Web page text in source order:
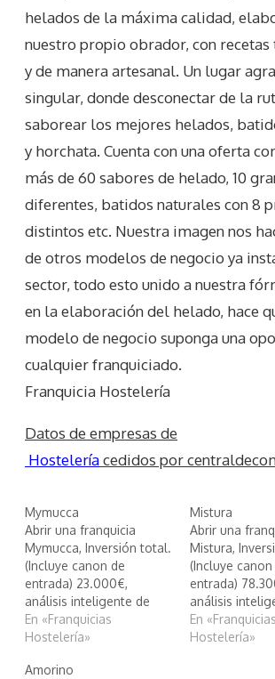
helados de la máxima calidad,
nuestro propio obrador, con
y de manera artesanal. Un lugar
singular, donde desconectar de la
saborear los mejores helados,
y horchata. Cuenta con una oferta
más de 60 sabores de helado, 10
diferentes, batidos naturales con 8
distintos etc. Nuestra imagen nos
de otros modelos de negocio ya
sector, todo esto unido a nuestra
en la elaboración del helado, hace
modelo de negocio suponga una
cualquier franquiciado.
Franquicia Hostelería
Datos de empresas de
Hosteleríacedidos por
Mymucca
Abrir una franquicia
Mymucca, Inversión total.
(Incluye canon de
entrada) 23.000€,
análisis inteligente de
Mymucca
En «Franquicias
Hostelería»
Mistura
Abrir una
Mistura,
(Incluye canon
entrada)
análisis
Mistura
En «Franquicias
Hostelería»
Amorino